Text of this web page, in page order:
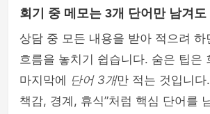
회기 중 메모는 3개 단어만 남겨
상담 중 모든 내용을 받아 적으려 하
흐름을 놓치기 쉽습니다. 숨은 팁은
마지막에 단어 3개만 적는 것입니다
책감, 경계, 휴식”처럼 핵심 단어를